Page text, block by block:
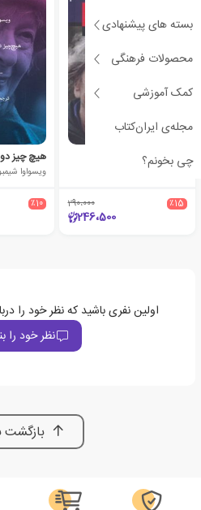
بسته های پیشنهادی
محصولات فرهنگی
کمک آموزشی
مجله‌ی ایران‌کتاب
چی بخونم؟
عجیب ترین کلمات
ویسواوا شیمبورسکا
٪15 290،000
246،500
هیچ چیز
ویسواوا
٪10
اولین نفری باشید که نظر خود را
نظر خود را
بازگشت